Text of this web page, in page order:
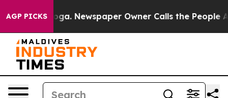
AGP PICKSNewspaper Owner Calls the People